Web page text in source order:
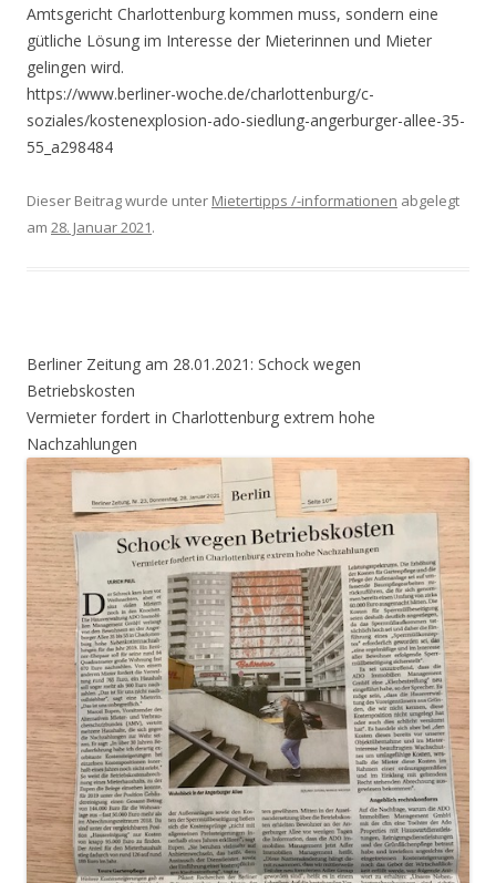
Amtsgericht Charlottenburg kommen muss, sondern eine
gütliche Lösung im Interesse der Mieterinnen und Mieter
gelingen wird.
https://www.berliner-woche.de/charlottenburg/c-
soziales/kostenexplosion-ado-siedlung-angerburger-allee-35-
55_a298484
Dieser Beitrag wurde unter Mietertipps /-informationen abgelegt
am 28. Januar 2021.
Berliner Zeitung am 28.01.2021: Schock wegen
Betriebskosten
Vermieter fordert in Charlottenburg extrem hohe
Nachzahlungen